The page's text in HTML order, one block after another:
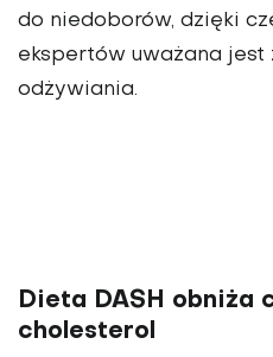
do niedoborów, dzięki
ekspertów uważana jest
odżywiania.
Dieta DASH obniża
cholesterol